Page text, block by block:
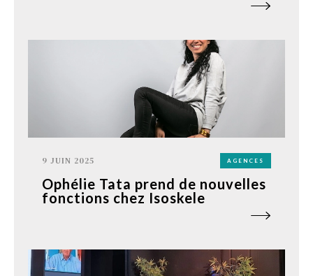
9 JUIN 2025 AGENCES
Ophélie Tata prend de nouvelles
fonctions chez Isoskele